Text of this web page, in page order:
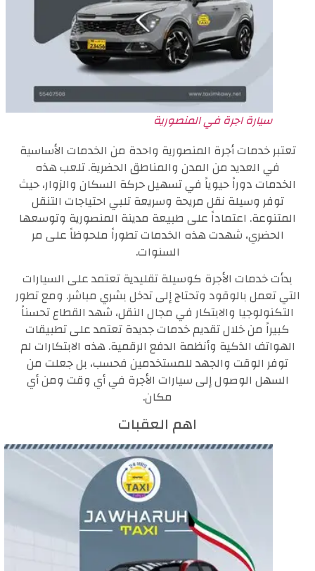
سيارة اجرة في المنصورية
تعتبر خدمات أجرة المنصورية واحدة من الخدمات الأساسية
في العديد من المدن والمناطق الحضرية. تلعب هذه
الخدمات دوراً حيوياً في تسهيل حركة السكان والزوار، حيث
توفر وسيلة نقل مريحة وسريعة تلبي احتياجات التنقل
المتنوعة. اعتماداً على طبيعة مدينة المنصورية وتوسعها
الحضري، شهدت هذه الخدمات تطوراً ملحوظاً على مر
السنوات.
بدأت خدمات الأجرة كوسيلة تقليدية تعتمد على السيارات
التي تعمل بالوقود وتحتاج إلى تدخل بشري مباشر. ومع تطور
التكنولوجيا والابتكار في مجال النقل، شهد القطاع تحسناً
كبيراً من خلال تقديم خدمات جديدة تعتمد على تطبيقات
الهواتف الذكية وأنظمة الدفع الرقمية. هذه الابتكارات لم
توفر الوقت والجهد للمستخدمين فحسب، بل جعلت من
السهل الوصول إلى سيارات الأجرة في أي وقت ومن أي
مكان.
اهم العقبات